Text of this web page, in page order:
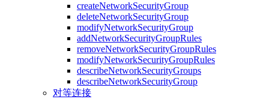
createNetworkSecurityGroup
deleteNetworkSecurityGroup
modifyNetworkSecurityGroup
addNetworkSecurityGroupRules
removeNetworkSecurityGroupRules
modifyNetworkSecurityGroupRules
describeNetworkSecurityGroups
describeNetworkSecurityGroup
对等连接